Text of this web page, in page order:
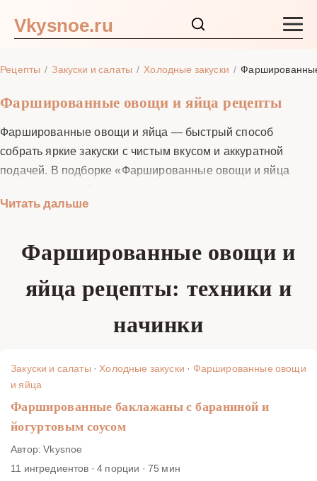
Vkysnoe.ru
Основные блюда
Супы
Ингредиенты
Блог
Рецепты Закуски и салаты Холодные закуски
Фаршированные овощи и яйца рецепты
Фаршированные овощи и яйца — быстрый способ
собрать яркие закуски с чистым вкусом и аккуратной
подачей. В подборке «Фаршированные овощи и яйца
томатов, кабачков, баклажанов, огурцов и яиц: как
подбирать связку для устойчивой начинки и как держать
баланс соли, кислоты и сладости. Мы даём точные веса
на 6–12 порций, время бланширования и запекания,
советы по безопасному охлаждению и хранению. Узнайте,
чем заменить майонез, как добиться шелковистой
от буднего ужина до фуршета.
Читать дальше
Фаршированные овощи и
яйца рецепты: техники и
начинки
Закуски и салаты ·Холодные закуски · Фаршированные овощи
и яйца
Фаршированные баклажаны с бараниной и
йогуртовым соусом
Автор: Vkysnoe
11 ингредиентов · 4 порции · 75 мин